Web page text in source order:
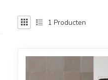
1 Producten